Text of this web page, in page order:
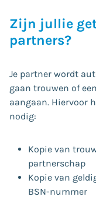
Zijn jullie
partners?
Je partner wordt
gaan trouwen of
aangaan. Hiervoor
nodig:
Kopie van
partnerschap
Kopie van
BSN-nummer